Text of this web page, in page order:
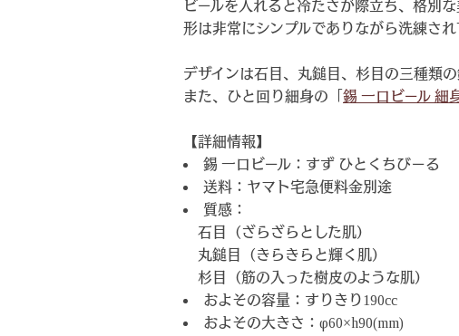
ビールを入れると冷たさが際立ち、格別
形は非常にシンプルでありながら洗練さ
デザインは石目、丸鎚目、杉目の三種類の
また、ひと回り細身の「 錫 一口ビール 細
【詳細情報】
錫 一口ビール：すず ひとくちびーる
送料：ヤマト宅急便料金別途
質感：
石目（ざらざらとした肌）
丸鎚目（きらきらと輝く肌）
杉目（筋の入った樹皮のような肌）
およその容量：すりきり190cc
およその大きさ：φ60×h90(mm)